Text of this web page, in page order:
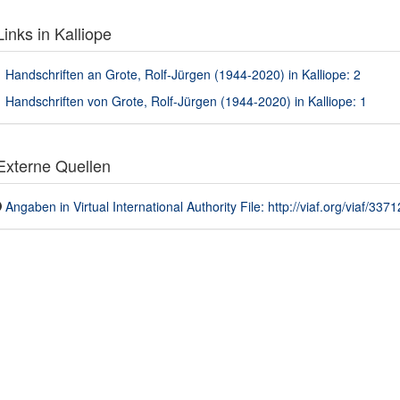
in Kalliope
Handschriften an Grote, Rolf-Jürgen (1944-2020) in Kalliope: 2
Handschriften von Grote, Rolf-Jürgen (1944-2020) in Kalliope: 1
Quellen
Angaben in Virtual International Authority File: http://viaf.org/viaf/